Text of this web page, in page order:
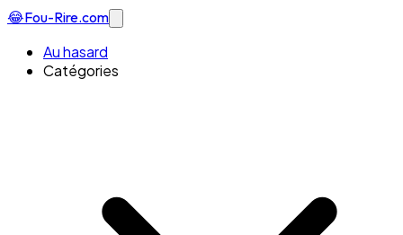
😂Fou-Rire.com
Au hasard
Catégories